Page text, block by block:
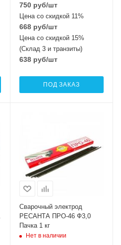
750руб/шт
Цена со скидкой 11%
668руб/шт
Цена со скидкой 15%
(Склад 3 и транзиты)
638руб/шт
ПОД ЗАКАЗ
Сварочный электрод
РЕСАНТА ПРО-46 Ф3,0
Пачка 1 кг
Нет в наличии